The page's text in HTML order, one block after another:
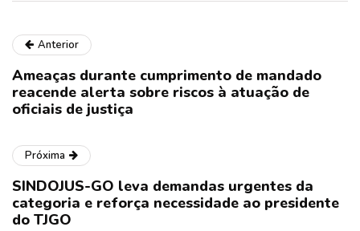
Anterior
Ameaças durante cumprimento de mandado
reacende alerta sobre riscos à atuação de
oficiais de justiça
Próxima
SINDOJUS-GO leva demandas urgentes da
categoria e reforça necessidade ao presidente
do TJGO